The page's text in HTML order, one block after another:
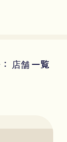
店舗 一覧